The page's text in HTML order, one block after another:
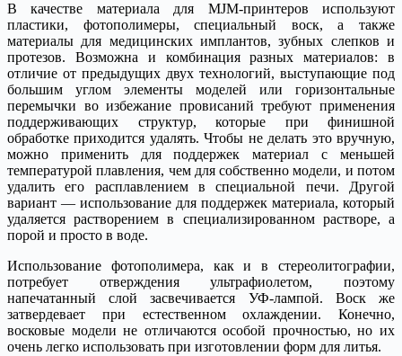
В качестве материала для MJM-принтеров используют
пластики, фотополимеры, специальный воск, а также
материалы для медицинских имплантов, зубных слепков и
протезов. Возможна и комбинация разных материалов: в
отличие от предыдущих двух технологий, выступающие под
большим углом элементы моделей или горизонтальные
перемычки во избежание провисаний требуют применения
поддерживающих структур, которые при финишной
обработке приходится удалять. Чтобы не делать это вручную,
можно применить для поддержек материал с меньшей
температурой плавления, чем для собственно модели, и потом
удалить его расплавлением в специальной печи. Другой
вариант — использование для поддержек материала, который
удаляется растворением в специализированном растворе, а
порой и просто в воде.
Использование фотополимера, как и в стереолитографии,
потребует отверждения ультрафиолетом, поэтому
напечатанный слой засвечивается УФ-лампой. Воск же
затвердевает при естественном охлаждении. Конечно,
восковые модели не отличаются особой прочностью, но их
очень легко использовать при изготовлении форм для литья.